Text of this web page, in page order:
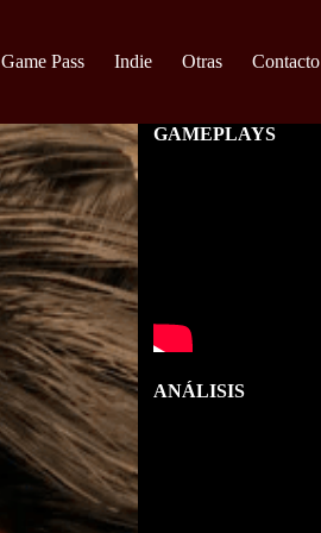
Game Pass Indie Otras Contacto
GAMEPLAYS
ANÁLISIS